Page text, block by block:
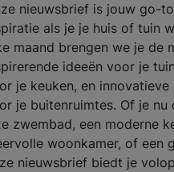
nieuwsbrief is jouw go-
als je je huis of tuin
maand brengen we je de
ideeën voor je
je keuken, en innovatieve
je buitenruimtes. Of je nu
zwembad, een moderne
woonkamer, of een
nieuwsbrief biedt je